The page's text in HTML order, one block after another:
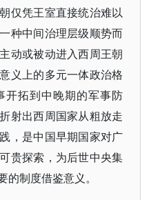
仅凭王室直接统治难以
种中间治理层级顺势而
动或被动进入西周王朝
义上的多元一体政治格
开拓到中晚期的军事防
射出西周国家从粗放走
，是中国早期国家对广
贵探索，为后世中央集
制度借鉴意义。